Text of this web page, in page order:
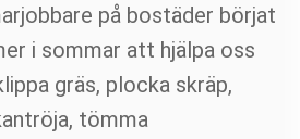
på bostäder börjat
i sommar att hjälpa oss
gräs, plocka skräp,
tömma